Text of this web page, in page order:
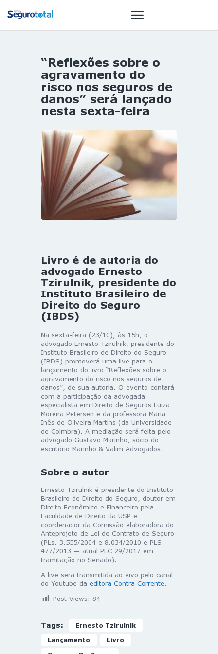
NOTÍCIAS
REVISTA
ESPECIAIS
GAIVOTA DE
ST SUMMIT
MULHERES
GESTORAS
HOMEST
HOME
“Reflexões sobre o
agravamento do
risco nos seguros de
danos” será lançado
nesta sexta-feira
Livro é de autoria do
advogado Ernesto
Tzirulnik, presidente do
Instituto Brasileiro de
Direito do Seguro
(IBDS)
Na sexta-feira (23/10), às 15h, o
advogado Ernesto Tzirulnik, presidente do
Instituto Brasileiro de Direito do Seguro
(IBDS) promoverá uma live para o
lançamento do livro “Reflexões sobre o
agravamento do risco nos seguros de
danos”, de sua autoria. O evento contará
com a participação da advogada
especialista em Direito de Seguros Luiza
Moreira Petersen e da professora Maria
Inês de Oliveira Martins (da Universidade
de Coimbra). A mediação será feita pelo
advogado Gustavo Marinho, sócio do
escritório Marinho & Valim Advogados.
Sobre o autor
Ernesto Tzirulnik é presidente do Instituto
Brasileiro de Direito do Seguro, doutor em
Direito Econômico e Financeiro pela
Faculdade de Direito da USP e
coordenador da Comissão elaboradora do
Anteprojeto de Lei de Contrato de Seguro
(PLs. 3.555/2004 e 8.034/2010 e PLS
477/2013 — atual PLC 29/2017 em
tramitação no Senado).
A live será transmitida ao vivo pelo canal
do Youtube da editora Contra Corrente.
Post Views: 84
Tags: Ernesto Tzirulnik
Lançamento Livro